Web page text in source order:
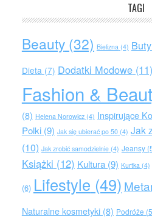
TAGI
Beauty(32) Bielizna(4) Buty
Dieta(7) Dodatki Modowe(11)
Fashion &
(8) Helena Norowicz(4) Inspirujące
Polki(9) Jak się ubierać po 50(4) Jak
(10) Jak zrobić samodzielnie(4) Jeansy
Książki (12) Kultura(9) Kurtka(4)
(6) Lifestyle (49)
Naturalne kosmetyki(8) Podróże